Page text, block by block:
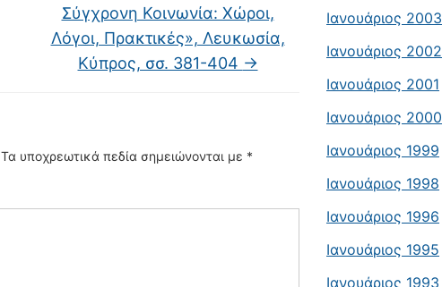
Σύγχρονη Κοινωνία: Χώροι,
Λόγοι, Πρακτικές», Λευκωσία,
Κύπρος, σσ. 381-404 →
Τα υποχρεωτικά πεδία σημειώνονται με *
Ιανουάριος 2003
Ιανουάριος 2002
Ιανουάριος 2001
Ιανουάριος 2000
Ιανουάριος 1999
Ιανουάριος 1998
Ιανουάριος 1996
Ιανουάριος 1995
Ιανουάριος 1993